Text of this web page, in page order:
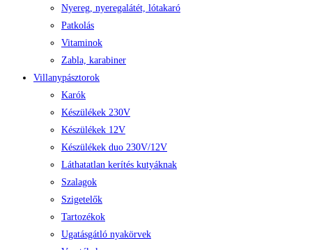
Nyereg, nyeregalátét, lótakaró
Patkolás
Vitaminok
Zabla, karabiner
Villanypásztorok
Karók
Készülékek 230V
Készülékek 12V
Készülékek duo 230V/12V
Láthatatlan kerítés kutyáknak
Szalagok
Szigetelők
Tartozékok
Ugatásgátló nyakörvek